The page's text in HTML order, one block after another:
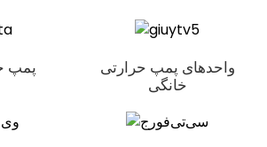
پمپ
واحدهای پمپ حرارتی
خانگی